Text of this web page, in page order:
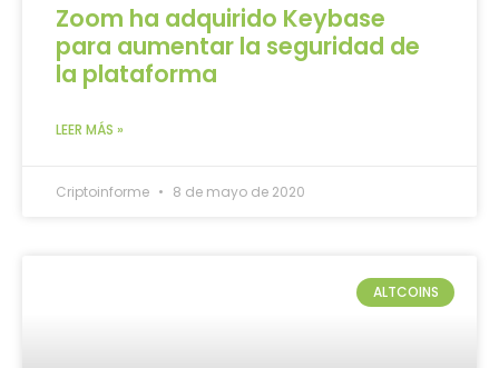
Zoom ha adquirido Keybase
para aumentar la seguridad de
la plataforma
LEER MÁS »
Criptoinforme 8 de mayo de 2020
ALTCOINS